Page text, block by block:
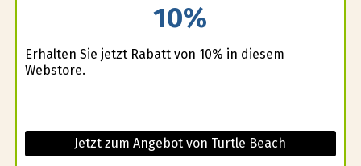
10%
Erhalten Sie jetzt Rabatt von 10% in diesem
Webstore.
Jetzt zum Angebot von Turtle Beach